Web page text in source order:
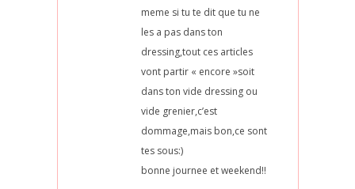
meme si tu te dit que tu ne
les a pas dans ton
dressing,tout ces articles
vont partir « encore »soit
dans ton vide dressing ou
vide grenier,c’est
dommage,mais bon,ce sont
tes sous:)
bonne journee et weekend!!